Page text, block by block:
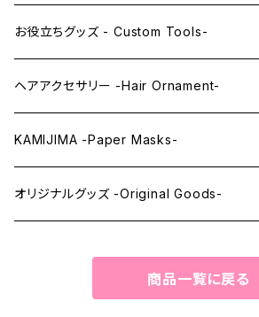
レンズアイEX
まゆ毛 -Eyebrows-
まつ毛 -Eyelash-
全身タイツ -Full Body Suits-
上半身タイツ -Upper Body Suits-
お役立ちグッズ - Custom Tools-
カスタム用品 -Custom Tools-
ウィッグメンテナンス -Wig Maintenance-
ヘアアクセサリー -Hair Ornament-
KAMIJIMA -Paper Masks-
ペーパーマスク -Paper Masks-
オリジナルグッズ -Original Goods-
商品一覧に戻る